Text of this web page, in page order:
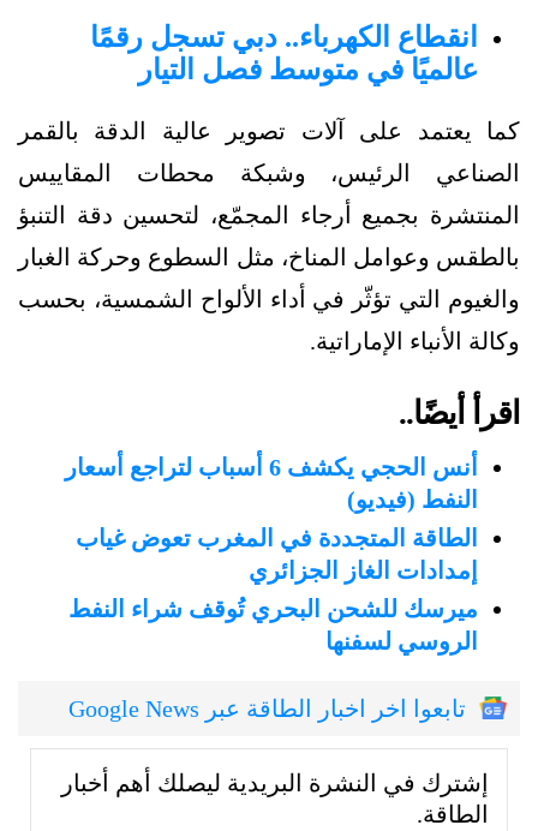
انقطاع الكهرباء.. دبي تسجل رقمًا
عالميًا في متوسط فصل التيار
كما يعتمد على آلات تصوير عالية الدقة بالقمر
الصناعي الرئيس، وشبكة محطات المقاييس
المنتشرة بجميع أرجاء المجمّع، لتحسين دقة التنبؤ
بالطقس وعوامل المناخ، مثل السطوع وحركة الغبار
والغيوم التي تؤثّر في أداء الألواح الشمسية، بحسب
وكالة الأنباء الإماراتية.
اقرأ أيضًا..
أنس الحجي يكشف 6 أسباب لتراجع أسعار
النفط (فيديو)
الطاقة المتجددة في المغرب تعوض غياب
إمدادات الغاز الجزائري
ميرسك للشحن البحري تُوقف شراء النفط
الروسي لسفنها
تابعوا اخر اخبار الطاقة عبر Google News
إشترك في النشرة البريدية ليصلك أهم أخبار
الطاقة.